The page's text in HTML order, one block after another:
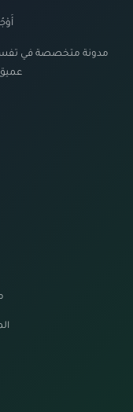
مدونة متخصصة في تفسير
عميق